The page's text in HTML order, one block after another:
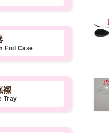
Foil Case
襯
Tray